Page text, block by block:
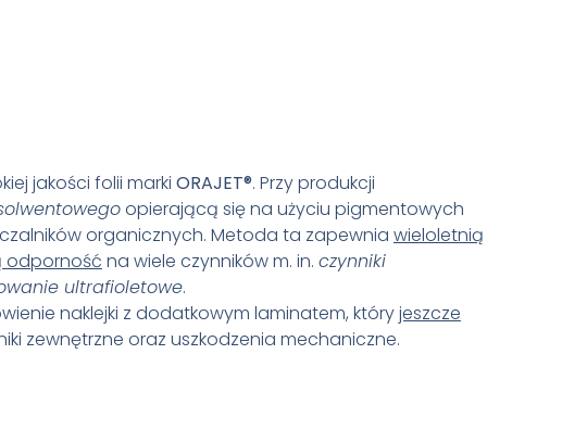
jakości folii marki ORAJET®. Przy produkcji
opierającą się na użyciu pigmentowych
organicznych. Metoda ta zapewnia wieloletnią
odporność na wiele czynników m. in. czynniki
ultrafioletowe.
naklejki z dodatkowym laminatem, któryjeszcze
zewnętrzne oraz uszkodzenia mechaniczne.